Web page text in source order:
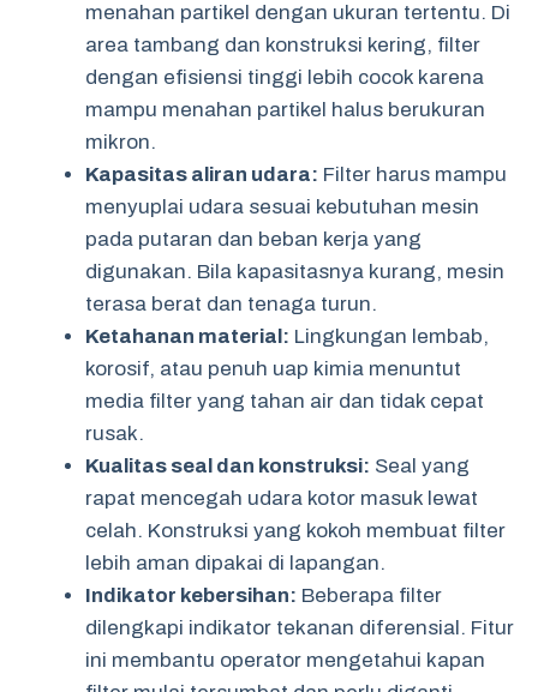
menahan partikel dengan ukuran tertentu. Di
area tambang dan konstruksi kering, filter
dengan efisiensi tinggi lebih cocok karena
mampu menahan partikel halus berukuran
mikron.
Kapasitas aliran udara: Filter harus mampu
menyuplai udara sesuai kebutuhan mesin
pada putaran dan beban kerja yang
digunakan. Bila kapasitasnya kurang, mesin
terasa berat dan tenaga turun.
Ketahanan material: Lingkungan lembab,
korosif, atau penuh uap kimia menuntut
media filter yang tahan air dan tidak cepat
rusak.
Kualitas seal dan konstruksi: Seal yang
rapat mencegah udara kotor masuk lewat
celah. Konstruksi yang kokoh membuat filter
lebih aman dipakai di lapangan.
Indikator kebersihan: Beberapa filter
dilengkapi indikator tekanan diferensial. Fitur
ini membantu operator mengetahui kapan